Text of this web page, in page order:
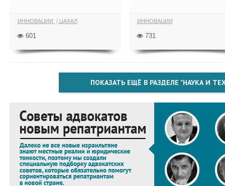
ИННОВАЦИИ ЦАХАЛ
601
ИННОВАЦИИ
731
ПОКАЗАТЬ ЕЩЁ В РАЗДЕЛЕ "НАУКА И